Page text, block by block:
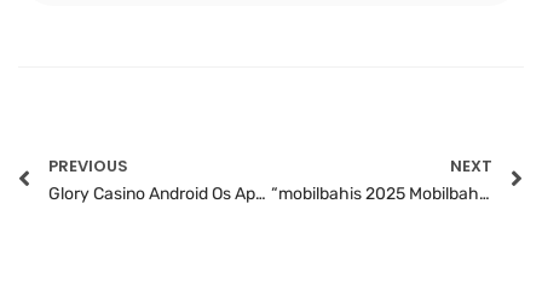
PREVIOUS
Glory Casino Android Os App: Download At This Point And Grab The Bonus!
NEXT
“mobilbahis 2025 Mobilbahis Güncel Giriş Adresi Bonuslar